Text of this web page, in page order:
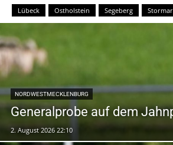
Lübeck Ostholstein Segeberg
NORDWESTMECKLENBURG
Generalprobe auf dem
2. August 2026 22:10